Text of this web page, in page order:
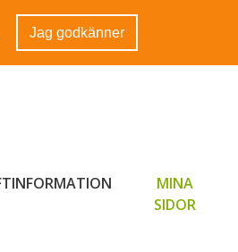
Jag godkänner
MINA
SIDOR